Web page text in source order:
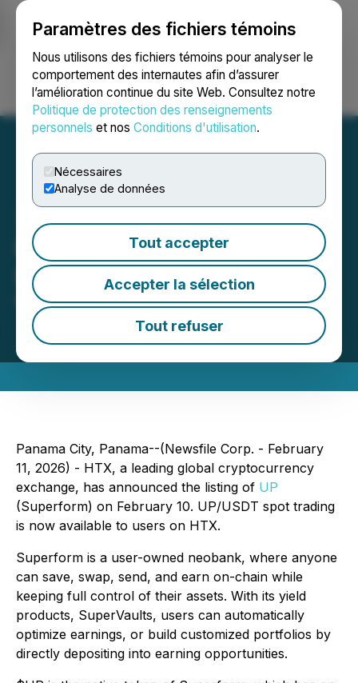
Paramètres des fichiers témoins
Nous utilisons des fichiers témoins pour analyser le
comportement des internautes afin d’assurer
l’amélioration continue du site Web. Consultez notre
Politique de protection des renseignements
personnels et nos Conditions d'utilisation.
Nécessaires
Analyse de données
Tout accepter
Accepter la sélection
Tout refuser
Ouvrir une session Recherche English
HTX Opens Trading for UP
(Superform)
February 11, 2026 2:44 AM EST | Source:HTX
Panama City, Panama--(Newsfile Corp. - February
11, 2026) - HTX, a leading global cryptocurrency
exchange, has announced the listing of UP
(Superform) on February 10. UP/USDT spot trading
is now available to users on HTX.
Superform is a user-owned neobank, where anyone
can save, swap, send, and earn on-chain while
keeping full control of their assets. With its yield
products, SuperVaults, users can automatically
optimize earnings, or build customized portfolios by
directly depositing into earning opportunities.